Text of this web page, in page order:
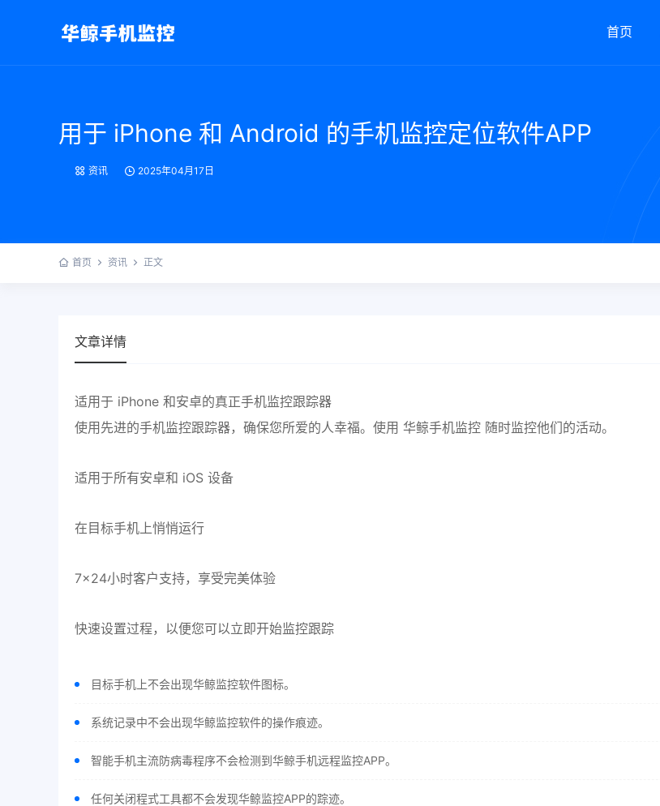
首页
用于 iPhone 和 Android 的手机监控定位软件APP
资讯 2025年04月17日
首页 资讯 正文
文章详情
适用于 iPhone 和安卓的真正手机监控跟踪器
使用先进的手机监控跟踪器，确保您所爱的人幸福。使用 华鲸手机监控 随时监控他们的活动。
适用于所有安卓和 iOS 设备
在目标手机上悄悄运行
7×24小时客户支持，享受完美体验
快速设置过程，以便您可以立即开始监控跟踪
目标手机上不会出现华鲸监控软件图标。
系统记录中不会出现华鲸监控软件的操作痕迹。
智能手机主流防病毒程序不会检测到华鲸手机远程监控APP。
任何关闭程式工具都不会发现华鲸监控APP的踪迹。